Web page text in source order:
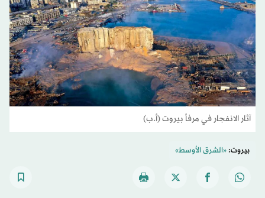
آثار الانفجار في مرفأ بيروت (أ.ب)
بيروت:«الشرق الأوسط»